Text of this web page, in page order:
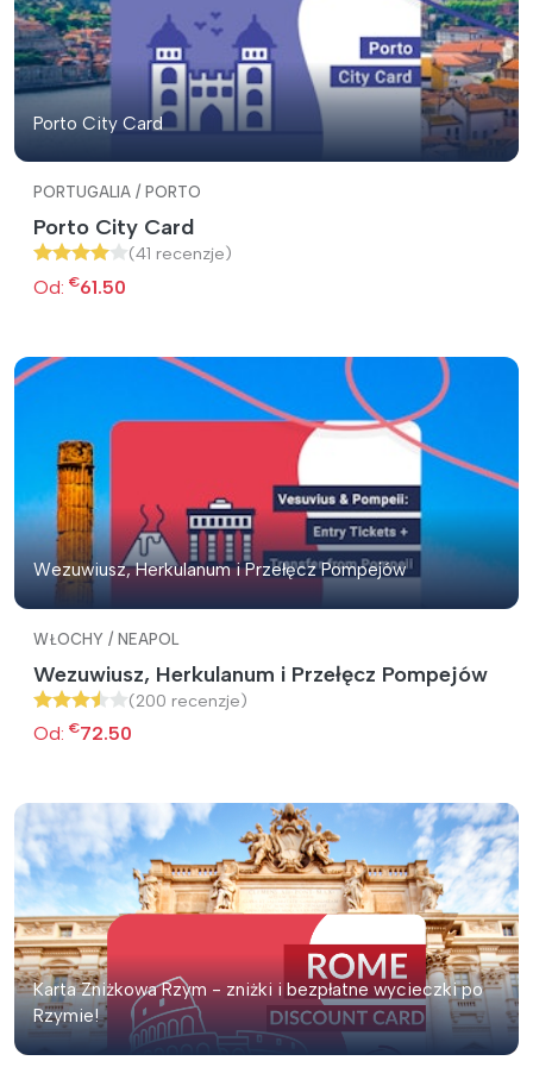
Porto City Card
PORTUGALIA / PORTO
Porto City Card
(41 recenzje)
Od: €61.50
Wezuwiusz, Herkulanum i Przełęcz Pompejów
WŁOCHY / NEAPOL
Wezuwiusz, Herkulanum i Przełęcz Pompejów
(200 recenzje)
Od: €72.50
Karta Zniżkowa Rzym - zniżki i bezpłatne wycieczki po
Rzymie!